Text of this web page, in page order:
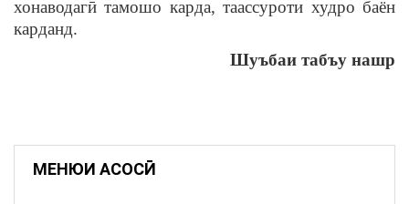
хонаводагӣ тамошо карда, таассуроти худро баён
карданд.
Шуъбаи табъу нашр
МЕНЮИ АСОСӢ